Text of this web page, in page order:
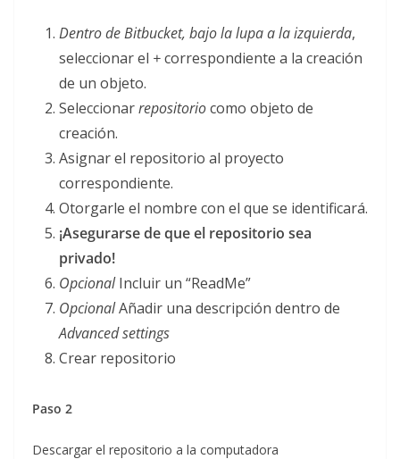
Dentro de Bitbucket, bajo la lupa a la izquierda,
seleccionar el +correspondiente a la creación
de un objeto.
Seleccionarrepositoriocomo objeto de
creación.
Asignar el repositorio al proyecto
correspondiente.
Otorgarle el nombre con el que se identificará.
¡Asegurarse de que el repositorio sea
privado!
OpcionalIncluir un “ReadMe”
OpcionalAñadir una descripción dentro de
Advanced settings
Crear repositorio
Paso 2
Descargar el repositorio a la computadora